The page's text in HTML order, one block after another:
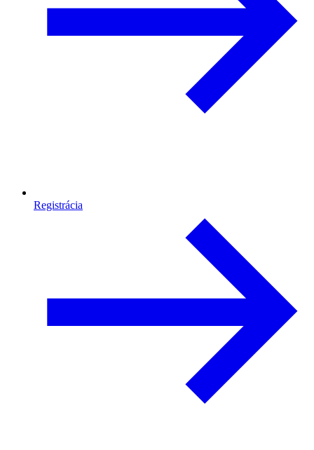
Registrácia